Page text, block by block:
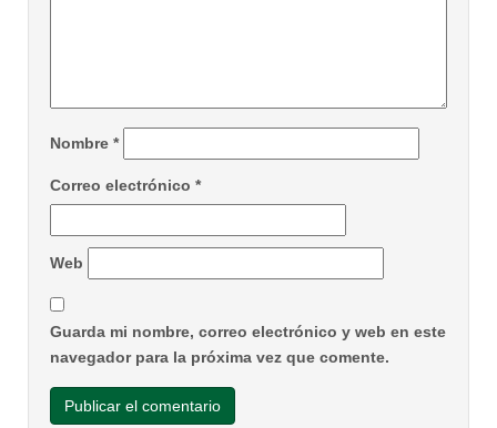
Nombre *
Correo electrónico *
Web
Guarda mi nombre, correo electrónico y web en este
navegador para la próxima vez que comente.